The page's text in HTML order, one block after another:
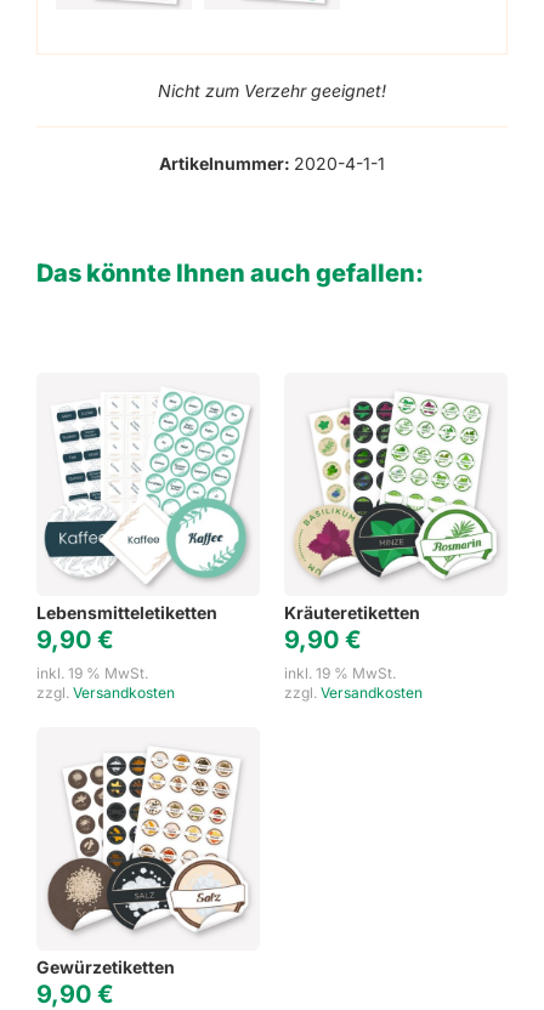
Nicht zum Verzehr geeignet!
Artikelnummer: 2020-4-1-1
Das könnte Ihnen auch gefallen:
Lebensmitteletiketten
9,90 €
inkl. 19 % MwSt.
zzgl. Versandkosten
Kräuteretiketten
9,90 €
inkl. 19 % MwSt.
zzgl. Versandkosten
Gewürzetiketten
9,90 €